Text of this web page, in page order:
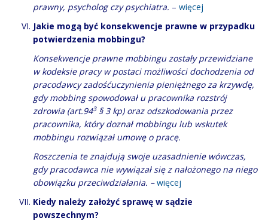
prawny, psycholog czy psychiatra. – więcej
Jakie mogą być konsekwencje prawne w przypadku
potwierdzenia mobbingu?
Konsekwencje prawne mobbingu zostały przewidziane
w kodeksie pracy w postaci możliwości dochodzenia od
pracodawcy zadośćuczynienia pieniężnego za krzywdę,
gdy mobbing spowodował u pracownika rozstrój
zdrowia (art.943§ 3 kp) oraz odszkodowania przez
pracownika, który doznał mobbingu lub wskutek
mobbingu rozwiązał umowę o pracę.
Roszczenia te znajdują swoje uzasadnienie wówczas,
gdy pracodawca nie wywiązał się z nałożonego na niego
obowiązku przeciwdziałania. –więcej
Kiedy należy założyć sprawę w sądzie
powszechnym?